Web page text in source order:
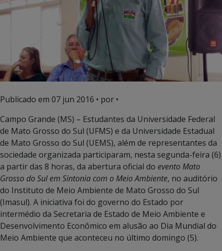
Publicado em 07 jun 2016 • por •
Campo Grande (MS) – Estudantes da Universidade Federal
de Mato Grosso do Sul (UFMS) e da Universidade Estadual
de Mato Grosso do Sul (UEMS), além de representantes da
sociedade organizada participaram, nesta segunda-feira (6)
a partir das 8 horas, da abertura oficial do evento Mato
Grosso do Sul em Sintonia com o Meio Ambiente, no auditório
do Instituto de Meio Ambiente de Mato Grosso do Sul
(Imasul). A iniciativa foi do governo do Estado por
intermédio da Secretaria de Estado de Meio Ambiente e
Desenvolvimento Econômico em alusão ao Dia Mundial do
Meio Ambiente que aconteceu no último domingo (5).